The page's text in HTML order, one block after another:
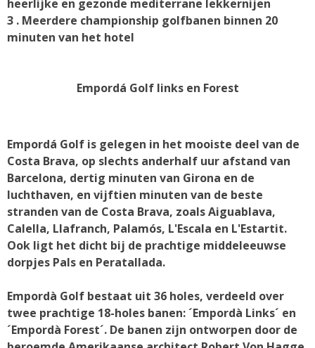
heerlijke en gezonde mediterrane lekkernijen
3 . Meerdere championship golfbanen binnen 20
minuten van het hotel
Empordá Golf links en Forest
Empordá Golf is gelegen in het mooiste deel van de
Costa Brava, op slechts anderhalf uur afstand van
Barcelona, dertig minuten van Girona en de
luchthaven, en vijftien minuten van de beste
stranden van de Costa Brava, zoals Aiguablava,
Calella, Llafranch, Palamós, L'Escala en L'Estartit.
Ook ligt het dicht bij de prachtige middeleeuwse
dorpjes Pals en Peratallada.
Empordà Golf bestaat uit 36 holes, verdeeld over
twee prachtige 18-holes banen: ´Empordà Links´ en
´Empordà Forest´. De banen zijn ontworpen door de